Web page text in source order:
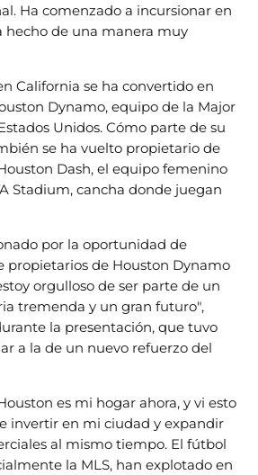
Ha comenzado a incursionar en
hecho de una manera muy
California se ha convertido en
Dynamo, equipo de la Major
Unidos. Cómo parte de su
se ha vuelto propietario de
Dash, el equipo femenino
Stadium, cancha donde juegan
por la oportunidad de
propietarios de Houston Dynamo
orgulloso de ser parte de un
tremenda y un gran futuro",
la presentación, que tuvo
a la de un nuevo refuerzo del
es mi hogar ahora, y vi esto
invertir en mi ciudad y expandir
al mismo tiempo. El fútbol
la MLS, han explotado en